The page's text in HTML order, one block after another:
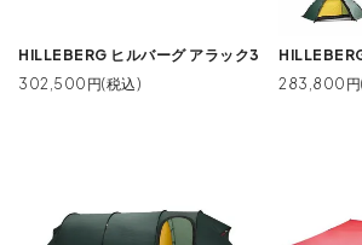
HILLEBERG ヒルバーグ アラック3
302,500円(税込)
283,800円